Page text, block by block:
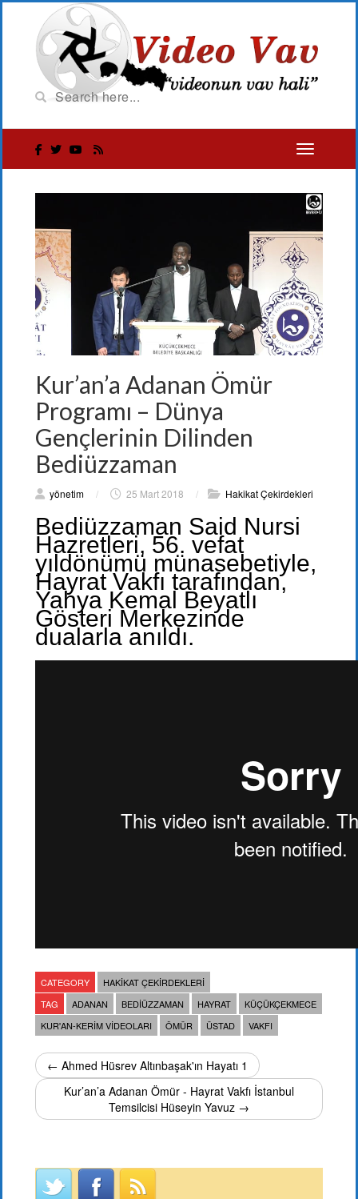
Kur’an’a Adanan Ömür
Programı – Dünya
Gençlerinin Dilinden
Bediüzzaman
yönetim / 25 Mart 2018 / Hakikat Çekirdekleri
Bediüzzaman Said Nursi
Hazretleri, 56. vefat
yıldönümü münasebetiyle,
Hayrat Vakfı tarafından,
Yahya Kemal Beyatlı
Gösteri Merkezinde
dualarla anıldı.
CATEGORY
HAKIKAT ÇEKIRDEKLERI
TAG
ADANAN BEDIÜZZAMAN HAYRAT
KÜÇÜKÇEKMECE
KUR'AN-KERIM VIDEOLARI
ÖMÜR ÜSTAD VAKFI
← Ahmed Hüsrev Altınbaşak'ın Hayatı 1
Kur’an’a Adanan Ömür - Hayrat Vakfı İstanbul
Temsilcisi Hüseyin Yavuz →